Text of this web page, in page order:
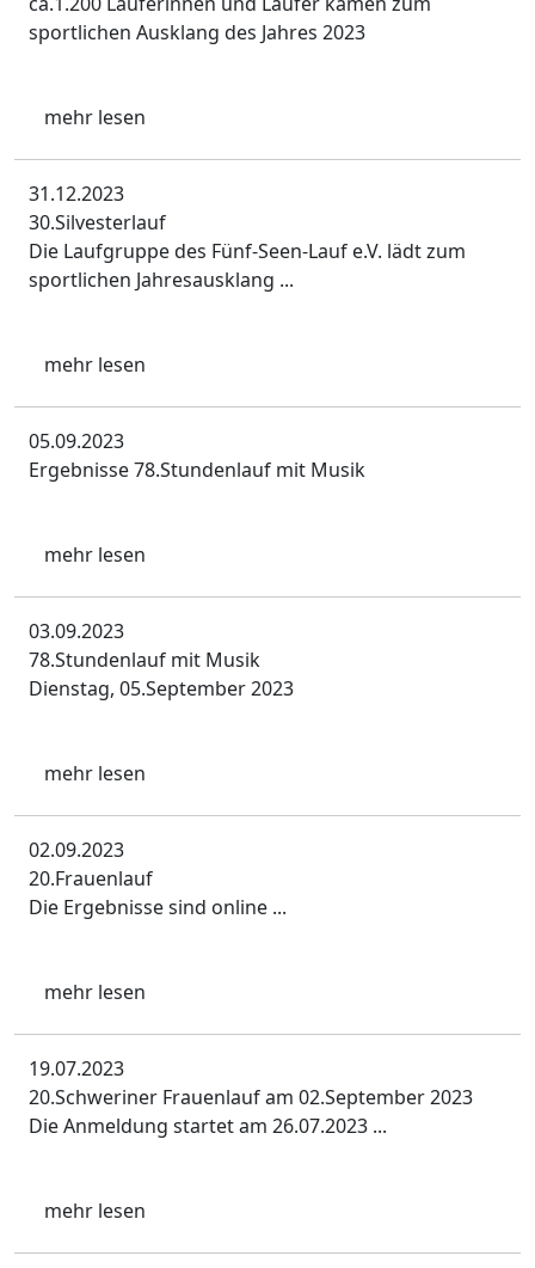
sportlichen Ausklang des Jahres 2023
mehr lesen
31.12.2023
30.Silvesterlauf
Die Laufgruppe des Fünf-Seen-Lauf e.V. lädt zum
sportlichen Jahresausklang ...
mehr lesen
05.09.2023
Ergebnisse 78.Stundenlauf mit Musik
mehr lesen
03.09.2023
78.Stundenlauf mit Musik
Dienstag, 05.September 2023
mehr lesen
02.09.2023
20.Frauenlauf
Die Ergebnisse sind online ...
mehr lesen
19.07.2023
20.Schweriner Frauenlauf am 02.September 2023
Die Anmeldung startet am 26.07.2023 ...
mehr lesen